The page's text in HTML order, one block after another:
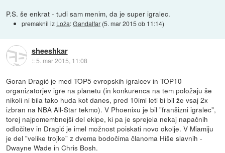
P.S. še enkrat - tudi sam menim, da je super igralec.
premaknil iz Loža:Gandalfar (5. mar 2015 ob 11:14)
sheeshkar
::5. mar 2015, 11:08
Goran Dragić je med TOP5 evropskih igralcev in TOP10
organizatorjev igre na planetu (in konkurenca na tem položaju še
nikoli ni bila tako huda kot danes, pred 10imi leti bi bil že vsaj 2x
izbran na NBA All-Star tekmo). V Phoenixu je bil "franšizni igralec",
torej najpomembnejši del ekipe, ki pa je sprejela nekaj napačnih
odločitev in Dragić je imel možnost poiskati novo okolje. V Miamiju
je del "velike trojke" z dvema bodočima članoma Hiše slavnih -
Dwayne Wade in Chris Bosh.